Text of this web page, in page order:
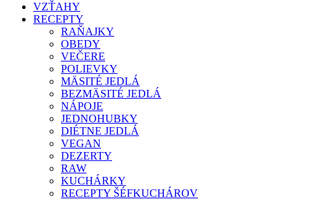
VZŤAHY
RECEPTY
RAŇAJKY
OBEDY
VEČERE
POLIEVKY
MÄSITÉ JEDLÁ
BEZMÄSITÉ JEDLÁ
NÁPOJE
JEDNOHUBKY
DIÉTNE JEDLÁ
VEGAN
DEZERTY
RAW
KUCHÁRKY
RECEPTY ŠÉFKUCHÁROV